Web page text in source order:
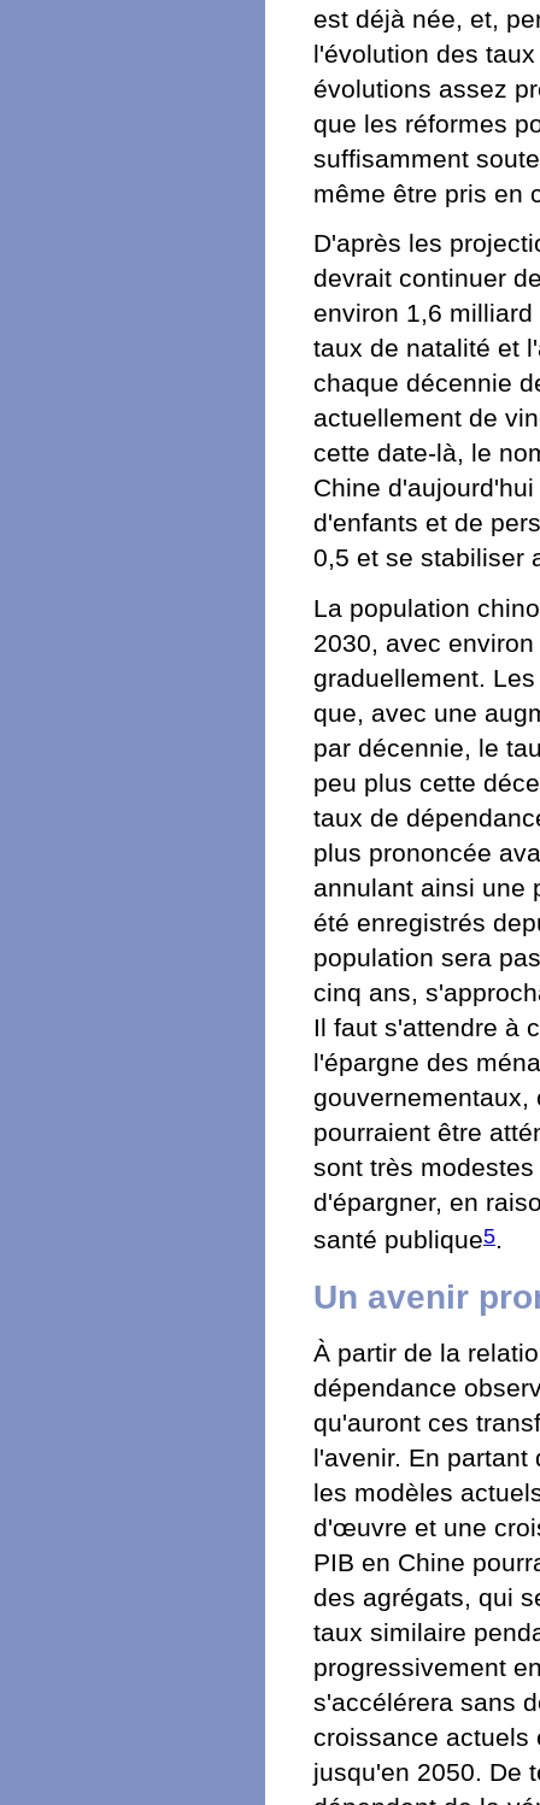
est déjà née, et,
l'évolution des
évolutions assez
que les réformes
suffisamment
même être pris en
D'après les
devrait continuer
environ 1,6
taux de natalité et
chaque décennie
actuellement de
cette date-là, le
Chine
d'enfants et de
0,5 et se stabiliser
La population
2030, avec
graduellement.
que, avec une
par décennie, le
peu plus cette
taux de
plus prononcée
annulant ainsi une
été enregistrés
population sera
cinq ans,
Il faut s'attendre à
l'épargne des
gouvernementaux,
pourraient être
sont très
d'épargner, en
santé publique5.
Un avenir
À partir de la
dépendance
qu'auront ces
l'avenir. En
les modèles
d'œuvre et une
PIB en Chine
des agrégats, qui
taux similaire
progressivement
s'accélérera sans
croissance actuels
jusqu'en 2050. De